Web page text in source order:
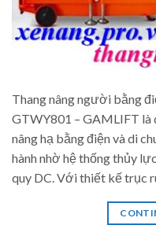
Thang nâng người bằng
GTWY801 – GAMLIFT là
nâng hạ bằng điện và di
hành nhờ hệ thống thủy
quy DC. Với thiết kế trục